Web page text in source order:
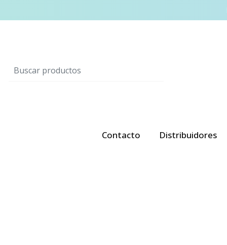
Contacto Distribuidores